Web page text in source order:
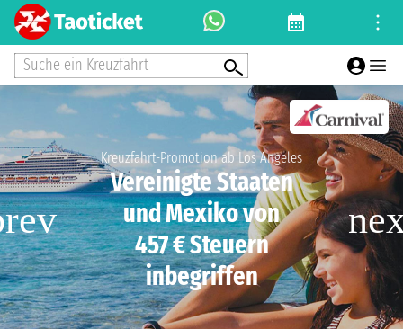
Suche ein Kreuzfahrt
Kreuzfahrt-Promotion ab Los Angeles
Vereinigte Staaten
und Mexiko von
457 € Steuern
inbegriffen